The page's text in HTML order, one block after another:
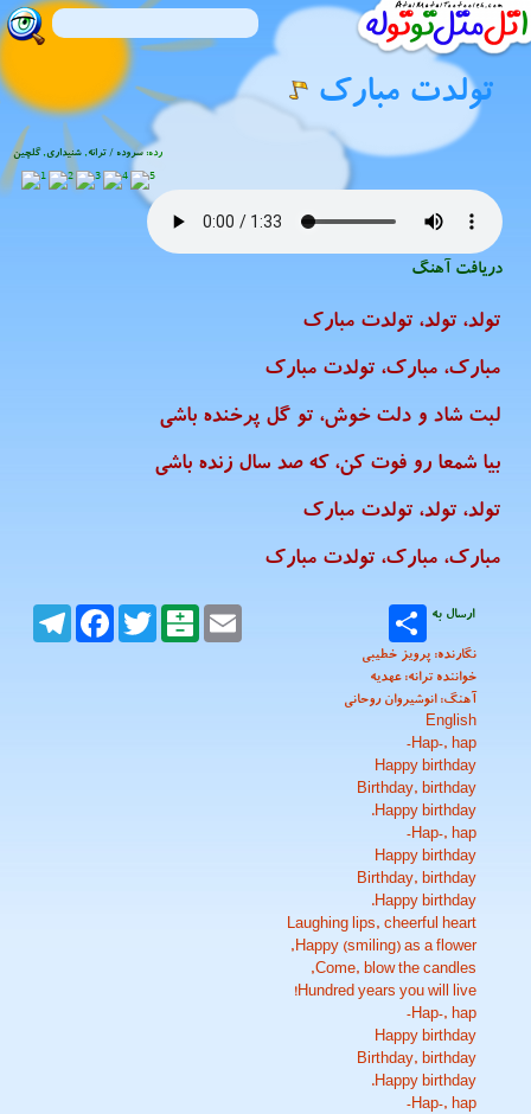
تولدت مبارک
رده:سروده / ترانه,شنیدارى,گلچین
دریافت آهنگ
تولد، تولد، تولدت مبارک
مبارک، مبارک، تولدت مبارک
لبت شاد و دلت خوش، تو گل پرخنده باشی
بیا شمعا رو فوت کن، که صد سال زنده باشی
تولد، تولد، تولدت مبارک
مبارک، مبارک، تولدت مبارک
ارسال به TelegramFacebookTwitterBalatarinEmail
نگارنده: پرویز خطیبی
خواننده ترانه: عهدیه
آهنگ: انوشیروان روحانی
English
Hap-, hap-
Happy birthday
Birthday, birthday
Happy birthday.
Hap-, hap-
Happy birthday
Birthday, birthday
Happy birthday.
Laughing lips, cheerful heart
Happy (smiling) as a flower,
Come, blow the candles,
Hundred years you will live!
Hap-, hap-
Happy birthday
Birthday, birthday
Happy birthday.
Hap-, hap-